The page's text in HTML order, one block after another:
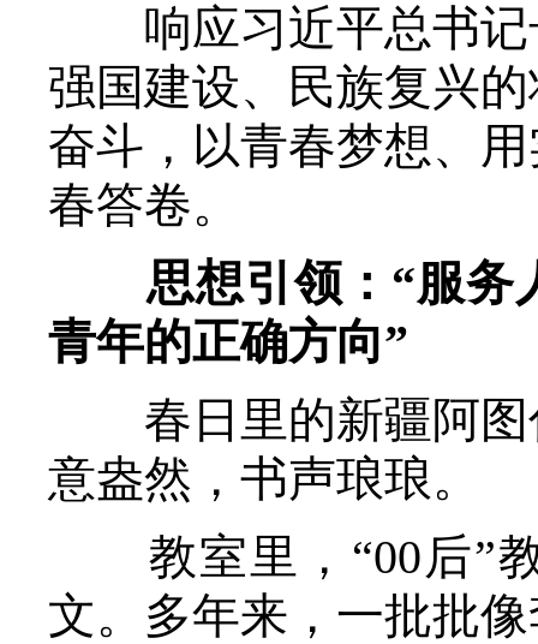
响应习近平总书记
强国建设、民族复兴
奋斗，以青春梦想、
春答卷。
思想引领：“服务
青年的正确方向”
春日里的新疆阿图
意盎然，书声琅琅。
教室里，“00后”教
文。多年来，一批批